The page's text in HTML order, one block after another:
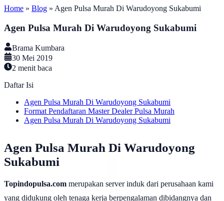
Home » Blog » Agen Pulsa Murah Di Warudoyong Sukabumi
Agen Pulsa Murah Di Warudoyong Sukabumi
Brama Kumbara
30 Mei 2019
2 menit baca
Daftar Isi
Agen Pulsa Murah Di Warudoyong Sukabumi
Format Pendaftaran Master Dealer Pulsa Murah
Agen Pulsa Murah Di Warudoyong Sukabumi
Agen Pulsa Murah Di Warudoyong
Sukabumi
Topindopulsa.com merupakan server induk dari perusahaan kami
yang didukung oleh tenaga kerja berpengalaman dibidangnya dan